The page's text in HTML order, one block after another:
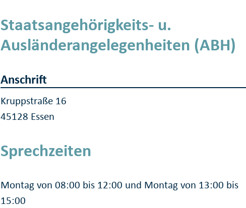
Staatsangehörigkeits- u.
Ausländerangelegenheiten (ABH)
Anschrift
Kruppstraße 16
45128 Essen
Sprechzeiten
Montag von 08:00 bis 12:00 und Montag von 13:00 bis
15:00